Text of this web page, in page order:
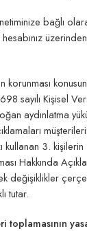
bağlı
korunması
sayılı Kişisel
aydınlatma
kullanan 3.
Hakkında
değişiklikler
tutar.
toplamasının